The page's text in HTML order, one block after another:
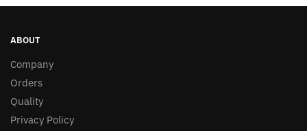
ABOUT
Company
Orders
Quality
Privacy Policy